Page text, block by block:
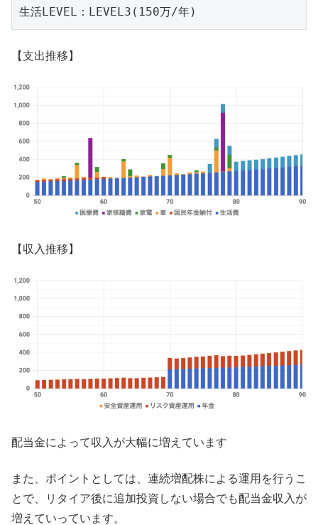
生活LEVEL：LEVEL3(150万/年)
【支出推移】
【収入推移】
配当金によって収入が大幅に増えています
また、ポイントとしては、連続増配株による運用を行うこ
とで、リタイア後に追加投資しない場合でも配当金収入が
増えていっています。